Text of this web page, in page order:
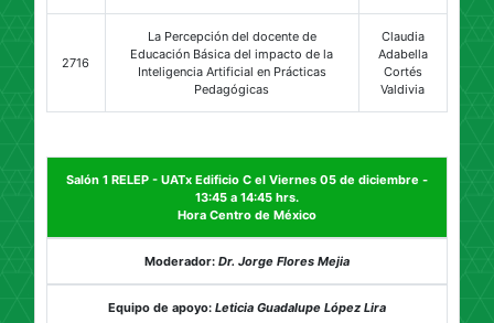
2716
La Percepción del docente de
Educación Básica del impacto de la
Inteligencia Artificial en Prácticas
Pedagógicas
Claudia
Adabella
Cortés
Valdivia
Salón 1 RELEP - UATx Edificio C el Viernes 05 de diciembre -
13:45 a 14:45 hrs.
Hora Centro de México
Moderador: Dr. Jorge Flores Mejia
Equipo de apoyo: Leticia Guadalupe López Lira